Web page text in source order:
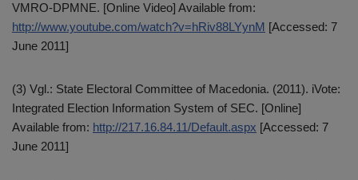
VMRO-DPMNE. [Online Video] Available from:
http://www.youtube.com/watch?v=hRiv88LYynM [Accessed: 7
June 2011]
(3) Vgl.: State Electoral Committee of Macedonia. (2011). iVote:
Integrated Election Information System of SEC. [Online]
Available from: http://217.16.84.11/Default.aspx [Accessed: 7
June 2011]